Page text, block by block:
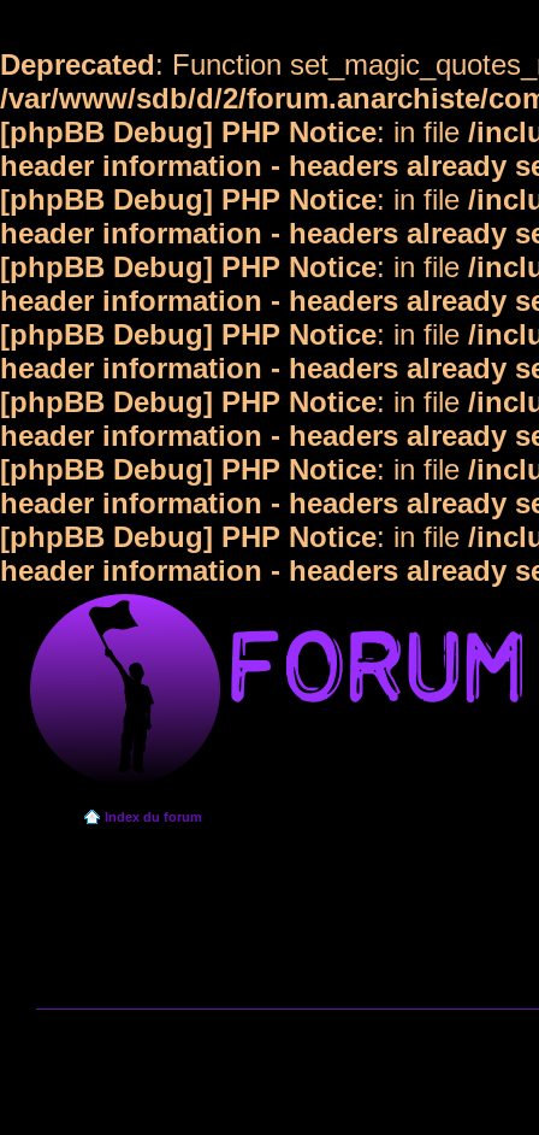
Deprecated: Function
/var/www/sdb/d/2/forum.anarchiste/
[phpBB Debug] PHP Notice: in file /
header information - headers already
[phpBB Debug] PHP Notice: in file /
header information - headers already
[phpBB Debug] PHP Notice: in file /
header information - headers already
[phpBB Debug] PHP Notice: in file /
header information - headers already
[phpBB Debug] PHP Notice: in file /
header information - headers already
[phpBB Debug] PHP Notice: in file /
header information - headers already
[phpBB Debug] PHP Notice: in file /
header information - headers already
Index du forum